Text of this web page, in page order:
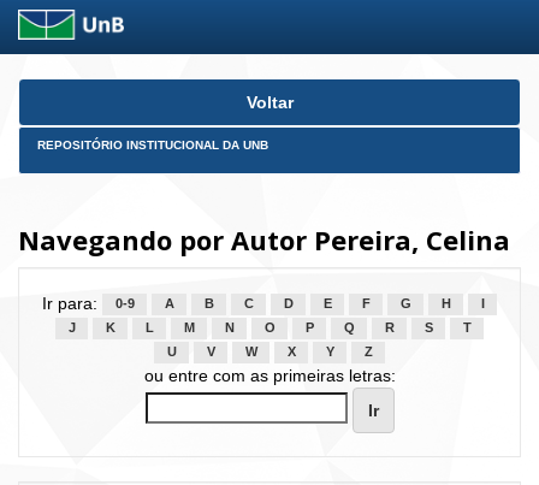
Skip
Voltar
REPOSITÓRIO INSTITUCIONAL DA UNB
Navegando por Autor Pereira, Celina
Ir para: 0-9 A B C D E F G H
J
K L M N O P Q R S
T
U
V W X Y Z
ou entre com as primeiras letras: